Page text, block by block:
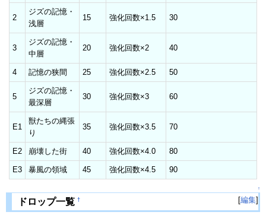
2
ジズの記憶・
浅層
15 強化回数×1.5 30
3
ジズの記憶・
中層
20 強化回数×2 40
4 記憶の狭間 25 強化回数×2.5 50
5
ジズの記憶・
最深層
30 強化回数×3 60
E1
獣たちの縄張
り
35 強化回数×3.5 70
E2 崩壊した街 40 強化回数×4.0 80
E3 暴風の領域 45 強化回数×4.5 90
↑
ドロップ一覧 † [編集]